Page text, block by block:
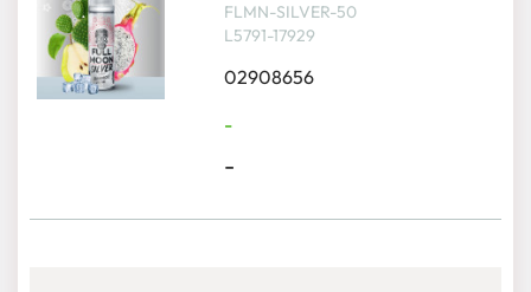
FLMN-SILVER-50
L5791-17929
02908656
-
-